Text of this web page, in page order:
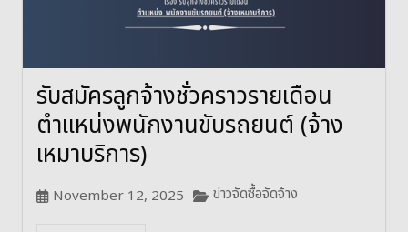
รับสมัครลูกจ้างชั่วคราวรายเดือน
ตำแหน่งพนักงานขับรถยนต์ (จ้าง
เหมาบริการ)
November 12, 2025 ข่าวจัดซื้อจัดจ้าง